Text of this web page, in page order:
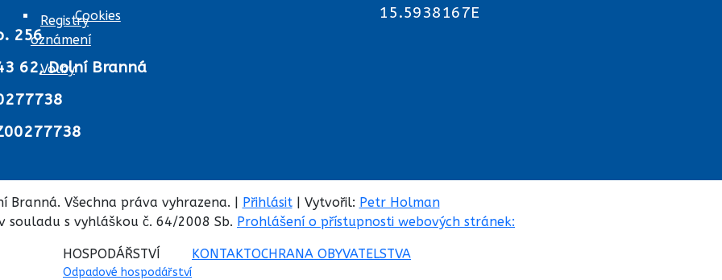
Cookies
Registry
oznámení
Volby
256
62, Dolní Branná
15.5938167E
Branná. Všechna práva vyhrazena. | Přihlásit| Vytvořil: Petr Holman
souladu s vyhláškou č. 64/2008 Sb. Prohlášení o přístupnosti webových stránek:
HOSPODÁŘSTVÍ
Odpadové hospodářství
KONTAKTOCHRANA OBYVATELSTVA